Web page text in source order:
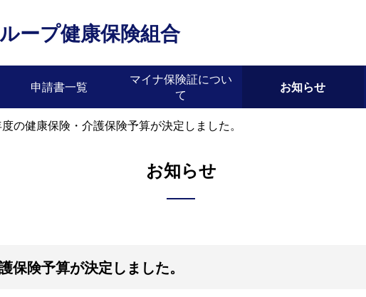
ープ健康保険組合
申請書一覧
マイナ保険証につい
て
お知らせ
の健康保険・介護保険予算が決定しました。
お知らせ
保険予算が決定しました。